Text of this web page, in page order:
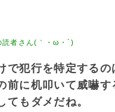
読者さん(｀・ω・´)
で犯行を特定する
前に机叩いて威嚇す
てもダメだね。